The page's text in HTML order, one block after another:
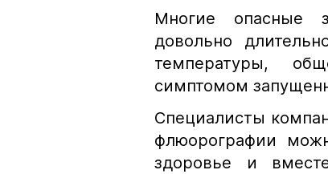
Многие опасные
довольно
температуры,
симптомом
Специалисты
флюорографии
здоровье и